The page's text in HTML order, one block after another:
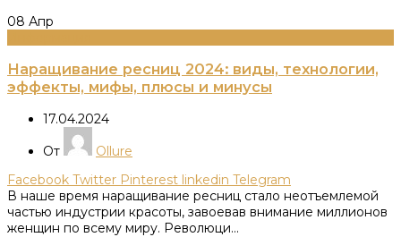
08 Апр
Наращивание ресниц 2024: виды, технологии,
эффекты, мифы, плюсы и минусы
17.04.2024
От
Ollure
Facebook Twitter Pinterest linkedin Telegram
В наше время наращивание ресниц стало неотъемлемой
частью индустрии красоты, завоевав внимание миллионов
женщин по всему миру. Революци...